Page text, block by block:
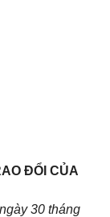
ĐỔI CỦA
30 tháng